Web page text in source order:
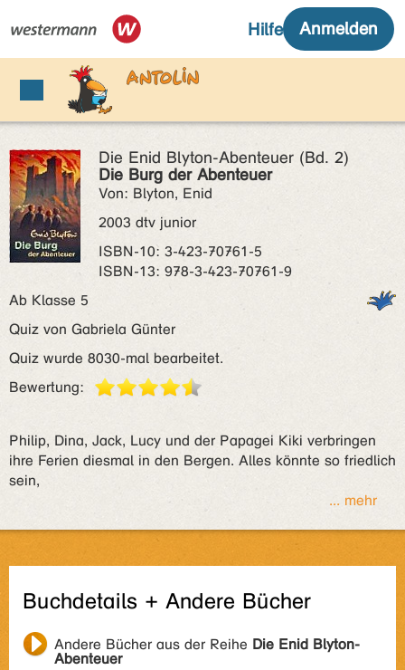
Die Enid Blyton-Abenteuer (Bd. 2)
Die Burg der Abenteuer
Von: Blyton, Enid
2003 dtv junior
ISBN‑10: 3-423-70761-5
ISBN‑13: 978-3-423-70761-9
Ab Klasse 5
Quiz von Gabriela Günter
Quiz wurde 8030-mal bearbeitet.
Bewertung:
Philip, Dina, Jack, Lucy und der Papagei Kiki verbringen
ihre Ferien diesmal in den Bergen. Alles könnte so friedlich
sein,
... mehr
Buchdetails + Andere Bücher
Andere Bücher aus der Reihe Die Enid Blyton-
Abenteuer